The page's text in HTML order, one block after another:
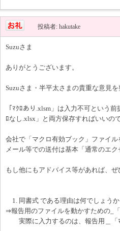
投稿者: hakutake
Suzuさま
ありがとうございます。
Suzuさま・半平太さまの貴重な意見を
「ﾏｸﾛあり.xlsm」は入力不可という
ﾛなし.xlsx」と両方保存すればいいの
会社で「マクロ有効ブック」ファイ
メール等での送付は基本「通常のエ
もし他にもアドバイス等があれば、
1. 同書式 である理由は何でしょうか
⇒報告用のファイルを動かすための_
実際に入力するのは、報告用＿「ﾏ